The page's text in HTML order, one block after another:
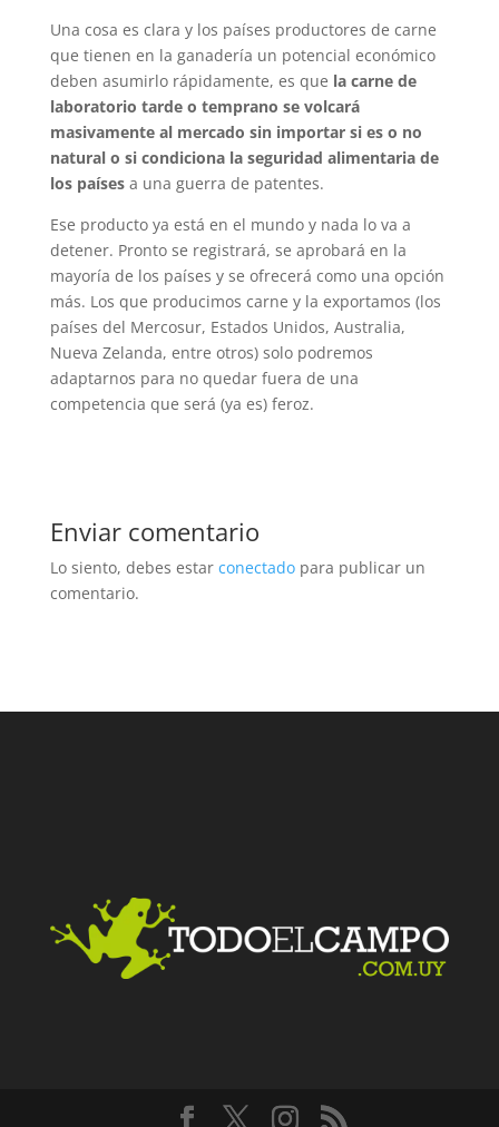
Una cosa es clara y los países productores de carne
que tienen en la ganadería un potencial económico
deben asumirlo rápidamente, es que la carne de
laboratorio tarde o temprano se volcará
masivamente al mercado sin importar si es o no
natural o si condiciona la seguridad alimentaria de
los paísesa una guerra de patentes.
Ese producto ya está en el mundo y nada lo va a
detener. Pronto se registrará, se aprobará en la
mayoría de los países y se ofrecerá como una opción
más. Los que producimos carne y la exportamos (los
países del Mercosur, Estados Unidos, Australia,
Nueva Zelanda, entre otros) solo podremos
adaptarnos para no quedar fuera de una
competencia que será (ya es) feroz.
Enviar comentario
Lo siento, debes estar conectadopara publicar un
comentario.
Facebook